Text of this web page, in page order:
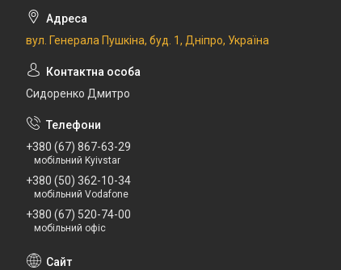
вул. Генерала Пушкіна, буд. 1, Дніпро, Україна
Сидоренко Дмитро
+380 (67) 867-63-29
мобільний Kyivstar
+380 (50) 362-10-34
мобільний Vodafone
+380 (67) 520-74-00
мобільний офіс